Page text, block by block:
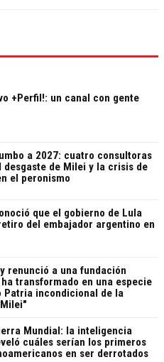
+Perfil!: un canal con gente
a 2027: cuatro consultoras
desgaste de Milei y la crisis de
el peronismo
que el gobierno de Lula
del embajador argentino en
renunció a una fundación
transformado en una especie
Patria incondicional de la
Mundial: la inteligencia
cuáles serían los primeros
en ser derrotados